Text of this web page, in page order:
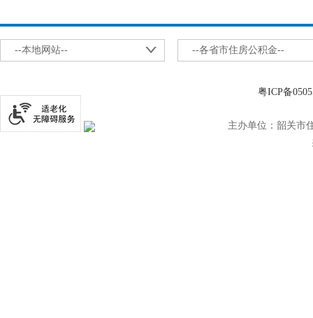
--本地网站-- --各省市住房公积金--
粤ICP备
主办单位：韶关市